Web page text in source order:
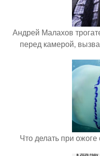
Андрей Малахов
перед камерой,
Что делать при